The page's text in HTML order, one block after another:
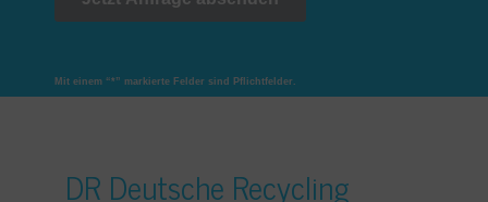
Mit einem “*” markierte Felder sind Pflichtfelder.
DR Deutsche Recycling